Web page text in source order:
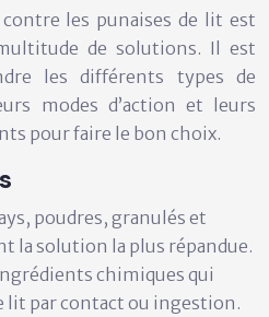
les punaises de lit est
de solutions. Il est
les différents types de
modes d’action et leurs
pour faire le bon choix.
poudres, granulés et
la solution la plus répandue.
chimiques qui
lit par contact ou ingestion.